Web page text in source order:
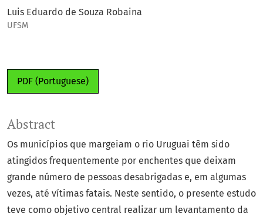
Luis Eduardo de Souza Robaina
UFSM
PDF (Portuguese)
Abstract
Os municípios que margeiam o rio Uruguai têm sido
atingidos frequentemente por enchentes que deixam
grande número de pessoas desabrigadas e, em algumas
vezes, até vítimas fatais. Neste sentido, o presente estudo
teve como objetivo central realizar um levantamento da